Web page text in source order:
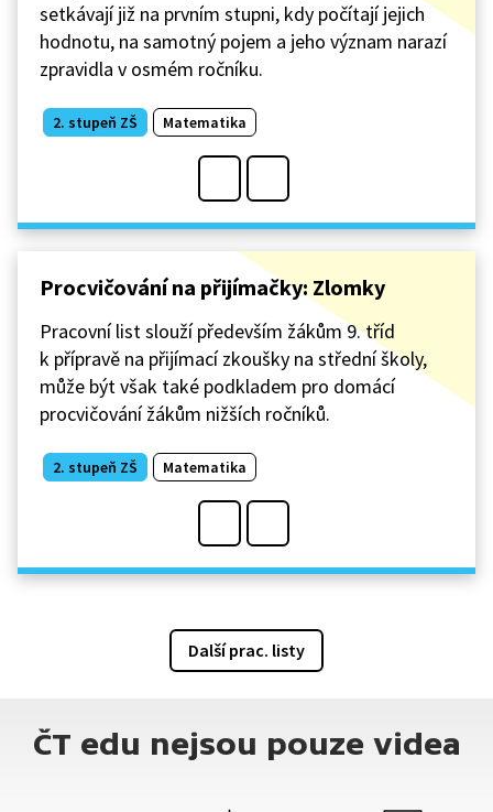
setkávají již na prvním stupni, kdy počítají jejich
hodnotu, na samotný pojem a jeho význam narazí
zpravidla v osmém ročníku.
2. stupeň ZŠ Matematika
Procvičování na přijímačky: Zlomky
Pracovní list slouží především žákům 9. tříd
k přípravě na přijímací zkoušky na střední školy,
může být však také podkladem pro domácí
procvičování žákům nižších ročníků.
2. stupeň ZŠ Matematika
Další prac. listy
ČT edu nejsou pouze videa